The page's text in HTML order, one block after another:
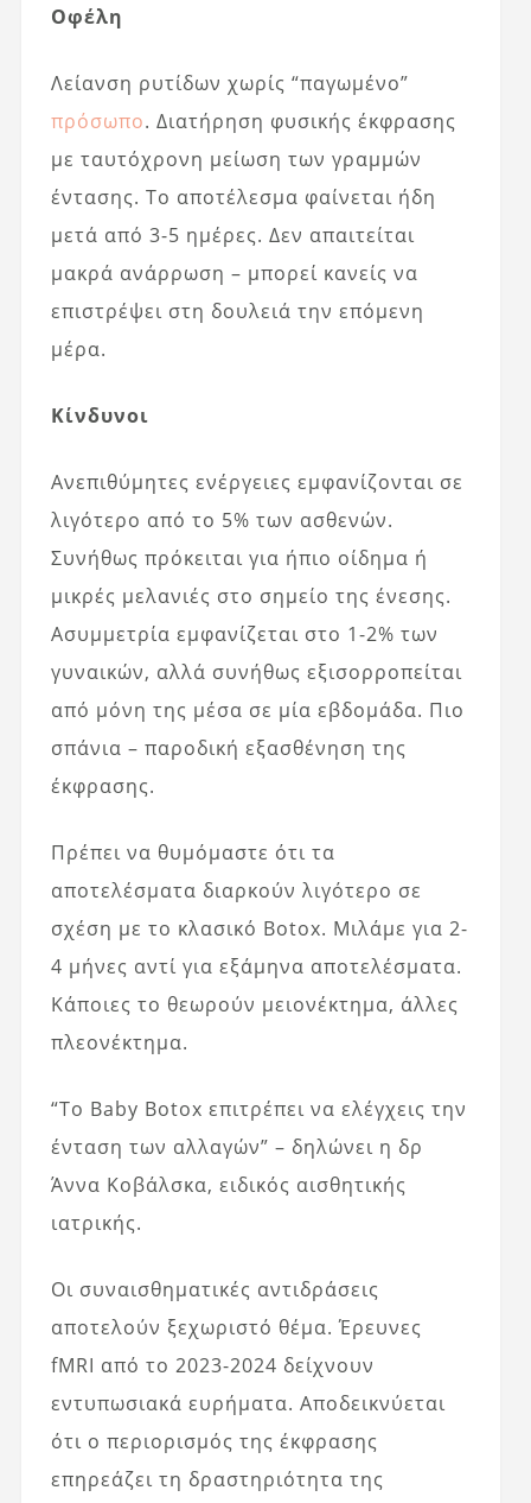
Οφέλη
Λείανση ρυτίδων χωρίς “παγωμένο”
πρόσωπο. Διατήρηση φυσικής έκφρασης
με ταυτόχρονη μείωση των γραμμών
έντασης. Το αποτέλεσμα φαίνεται ήδη
μετά από 3-5 ημέρες. Δεν απαιτείται
μακρά ανάρρωση – μπορεί κανείς να
επιστρέψει στη δουλειά την επόμενη
μέρα.
Κίνδυνοι
Ανεπιθύμητες ενέργειες εμφανίζονται σε
λιγότερο από το 5% των ασθενών.
Συνήθως πρόκειται για ήπιο οίδημα ή
μικρές μελανιές στο σημείο της ένεσης.
Ασυμμετρία εμφανίζεται στο 1-2% των
γυναικών, αλλά συνήθως εξισορροπείται
από μόνη της μέσα σε μία εβδομάδα. Πιο
σπάνια – παροδική εξασθένηση της
έκφρασης.
Πρέπει να θυμόμαστε ότι τα
αποτελέσματα διαρκούν λιγότερο σε
σχέση με το κλασικό Botox. Μιλάμε για 2-
4 μήνες αντί για εξάμηνα αποτελέσματα.
Κάποιες το θεωρούν μειονέκτημα, άλλες
πλεονέκτημα.
“Το Baby Botox επιτρέπει να ελέγχεις την
ένταση των αλλαγών” – δηλώνει η δρ
Άννα Κοβάλσκα, ειδικός αισθητικής
ιατρικής.
Οι συναισθηματικές αντιδράσεις
αποτελούν ξεχωριστό θέμα. Έρευνες
fMRI από το 2023-2024 δείχνουν
εντυπωσιακά ευρήματα. Αποδεικνύεται
ότι ο περιορισμός της έκφρασης
επηρεάζει τη δραστηριότητα της